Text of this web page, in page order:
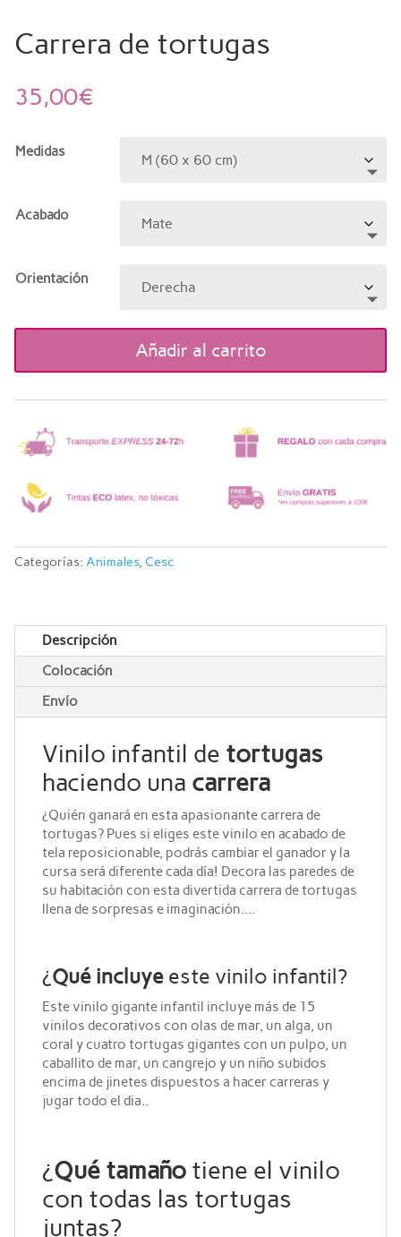
Carrera de tortugas
35,00€
Medidas
Acabado
Orientación
Añadir al carrito
Categorías: Animales, Cesc
Descripción
Colocación
Envío
Vinilo infantil de tortugas
haciendo una carrera
¿Quién ganará en esta apasionante carrera de
tortugas? Pues si eliges este vinilo en acabado de
tela reposicionable, podrás cambiar el ganador y la
cursa será diferente cada día! Decora las paredes de
su habitación con esta divertida carrera de tortugas
llena de sorpresas e imaginación....
¿Qué incluyeeste vinilo infantil?
Este vinilo gigante infantil incluye más de 15
vinilos decorativos con olas de mar, un alga, un
coral y cuatro tortugas gigantes con un pulpo, un
caballito de mar, un cangrejo y un niño subidos
encima de jinetes dispuestos a hacer carreras y
jugar todo el dia..
¿Qué tamañotiene el vinilo
con todas las tortugas
juntas?